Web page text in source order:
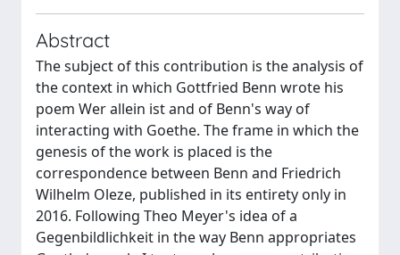
Abstract
The subject of this contribution is the analysis of
the context in which Gottfried Benn wrote his
poem Wer allein ist and of Benn's way of
interacting with Goethe. The frame in which the
genesis of the work is placed is the
correspondence between Benn and Friedrich
Wilhelm Oleze, published in its entirety only in
2016. Following Theo Meyer's idea of a
Gegenbildlichkeit in the way Benn appropriates